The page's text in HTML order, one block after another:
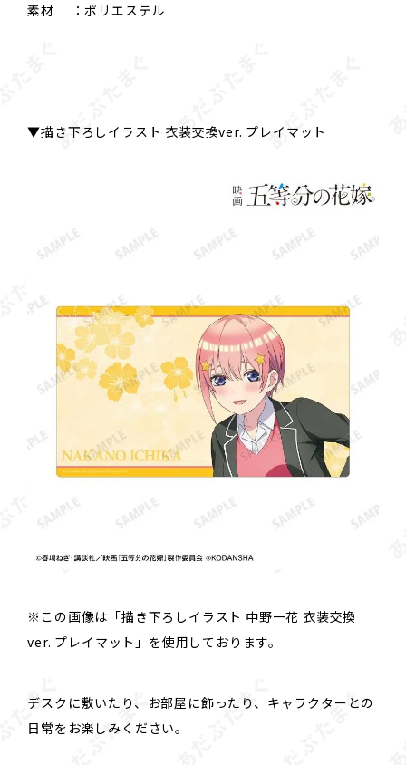
素材 ：ポリエステル
▼描き下ろしイラスト 衣装交換ver. プレイマット
※この画像は「描き下ろしイラスト 中野一花 衣装交換
ver. プレイマット」を使用しております。
デスクに敷いたり、お部屋に飾ったり、キャラクターとの
日常をお楽しみください。